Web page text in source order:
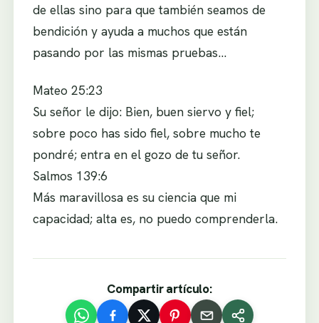
de ellas sino para que también seamos de
bendición y ayuda a muchos que están
pasando por las mismas pruebas…
Mateo 25:23
Su señor le dijo: Bien, buen siervo y fiel;
sobre poco has sido fiel, sobre mucho te
pondré; entra en el gozo de tu señor.
Salmos 139:6
Más maravillosa es su ciencia que mi
capacidad; alta es, no puedo comprenderla.
Compartir artículo: